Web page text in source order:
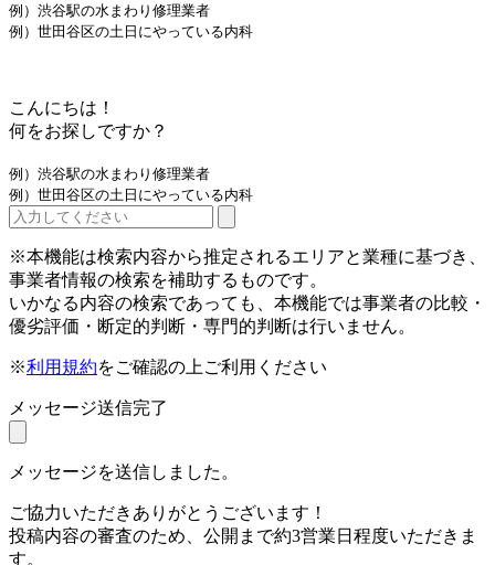
例）渋谷駅の水まわり修理業者
例）世田谷区の土日にやっている内科
こんにちは！
何をお探しですか？
例）渋谷駅の水まわり修理業者
例）世田谷区の土日にやっている内科
※本機能は検索内容から推定されるエリアと業種に基づき、
事業者情報の検索を補助するものです。
いかなる内容の検索であっても、本機能では事業者の比較・
優劣評価・断定的判断・専門的判断は行いません。
※利用規約をご確認の上ご利用ください
メッセージ送信完了
メッセージを送信しました。
ご協力いただきありがとうございます！
投稿内容の審査のため、公開まで約3営業日程度いただきま
す。